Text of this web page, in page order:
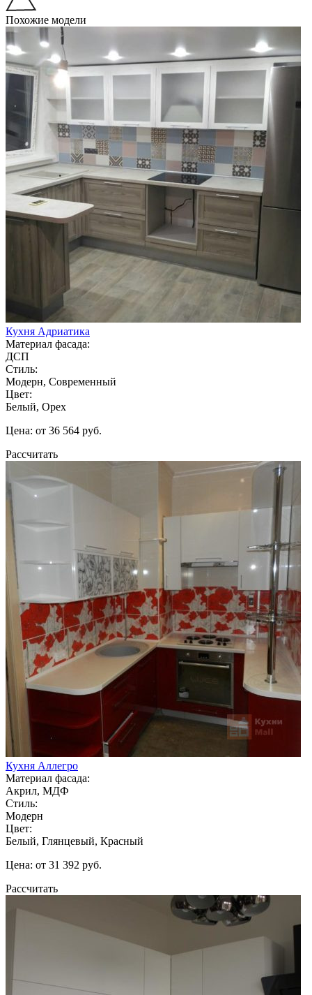
Похожие модели
Кухня Адриатика
Материал фасада:
ДСП
Стиль:
Модерн, Современный
Цвет:
Белый, Орех
Цена: от 36 564 руб.
Рассчитать
Кухня Аллегро
Материал фасада:
Акрил, МДФ
Стиль:
Модерн
Цвет:
Белый, Глянцевый, Красный
Цена: от 31 392 руб.
Рассчитать